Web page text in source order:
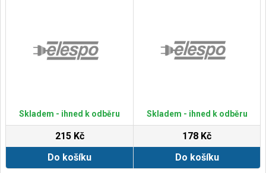
Skladem - ihned k odběru
215 Kč
Do košíku
Skladem - ihned k odběru
178 Kč
Do košíku